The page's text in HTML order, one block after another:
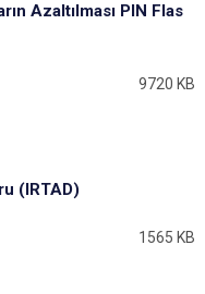
Azaltılması PIN Flas
9720 KB
(IRTAD)
1565 KB